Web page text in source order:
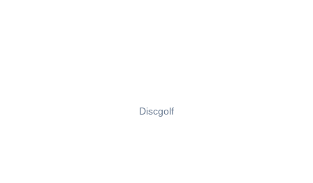
Discgolf